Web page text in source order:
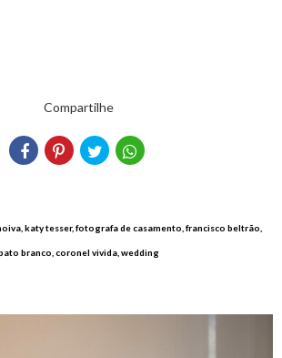
Compartilhe
katy tesser, fotografa de casamento, francisco beltrão,
branco, coronel vivida, wedding